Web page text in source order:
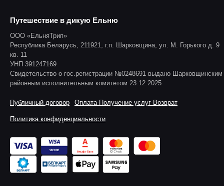
Путешествие в дикую Ельню
ООО «ЕльняТрип»
Республика Беларусь, 211921, г.п. Шарковщина, ул. М. Горького д. 9
кв. 11
УНП 391247169
Свидетельство о гос.регистрации №0248691 выдано Шарковщинским
районным исполнительным комитетом 23.12.2025
Публичный договор Оплата-Получение услуг-Возврат
Политика конфиденциальности